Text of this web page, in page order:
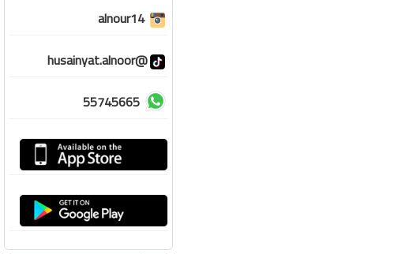
alnour14
@husainyat.alnoor
55745665